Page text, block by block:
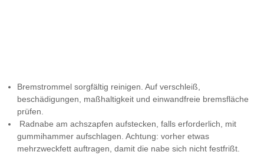
Bremstrommel sorgfältig reinigen. Auf verschleiß,
beschädigungen, maßhaltigkeit und einwandfreie bremsfläche
prüfen.
Radnabe am achszapfen aufstecken, falls erforderlich, mit
gummihammer aufschlagen. Achtung: vorher etwas
mehrzweckfett auftragen, damit die nabe sich nicht festfrißt.